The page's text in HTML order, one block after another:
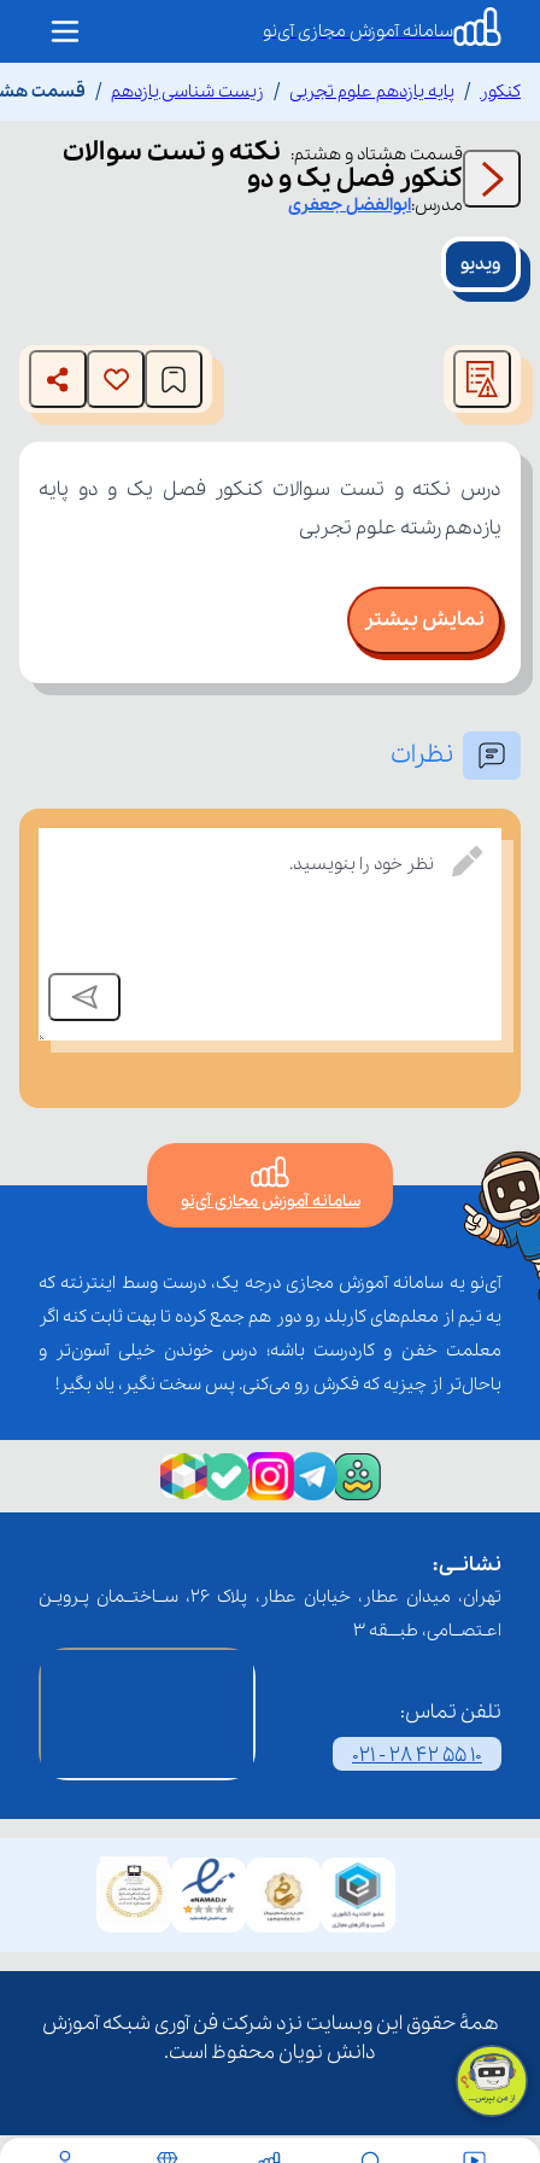
سامانه آموزش مجازی آی‌نو
کنکور پایه یازدهم علوم تجربی زیست شناسی یازدهم قسمت
قسمت هشتاد و هشتم: نکته و تست سوالات
کنکور فصل یک و دو
مدرس:ابوالفضلجعفری
ویدیو
modal
window.
The media could not be loaded, either because the server
or network failed or because the format is not supported.
یازدهم رشته علوم تجربی
نمایش بیشتر
نظرات
نظر خود را بنویسید.
سامانه آموزش مجازی آی‌نو
آی‌نو یه سامانه آموزش مجازی درجه یک، درست وسط اینترنته که
یه تیم از معلم‌‌های کاربلد رو دور هم جمع کرده تا بهت ثابت کنه اگر
معلمت خفن و کاردرست باشه؛ درس خوندن خیلی آسون‌تر و
باحال‌تر از چیزیه که فکرش رو می‌کنی. پس سخت نگیر، یاد بگیر!
نشانــی:
تهران، میدان عطار، خیابان عطار، پلاک 26، ســاختــمان پـرویـن
اعـتصــامی، طبـــقه 3
تلفن تماس:
021 - 28 42 55 10
همۀ حقوق این وبسایت نزد شرکت فن آوری شبکه آموزش
دانش نویان محفوظ است.